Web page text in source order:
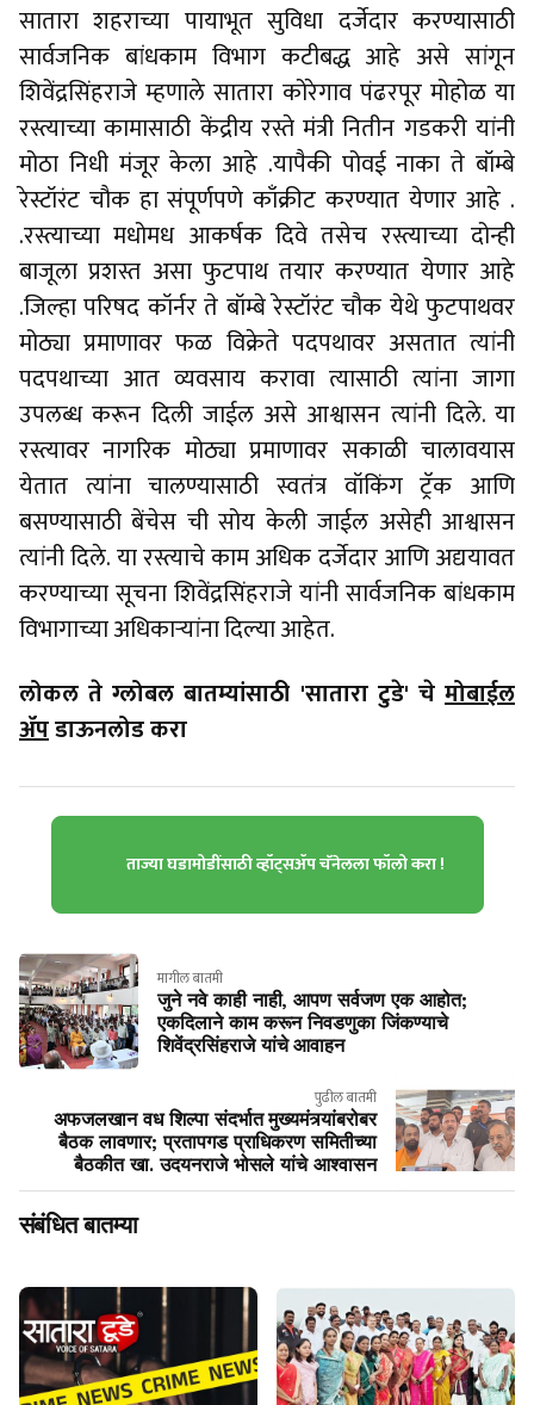
सातारा शहराच्या पायाभूत सुविधा दर्जेदार करण्यासाठी
सार्वजनिक बांधकाम विभाग कटीबद्ध आहे असे सांगून
शिवेंद्रसिंहराजे म्हणाले सातारा कोरेगाव पंढरपूर मोहोळ या
रस्त्याच्या कामासाठी केंद्रीय रस्ते मंत्री नितीन गडकरी यांनी
मोठा निधी मंजूर केला आहे .यापैकी पोवई नाका ते बॉम्बे
रेस्टॉरंट चौक हा संपूर्णपणे काँक्रीट करण्यात येणार आहे .
.रस्त्याच्या मधोमध आकर्षक दिवे तसेच रस्त्याच्या दोन्ही
बाजूला प्रशस्त असा फुटपाथ तयार करण्यात येणार आहे
.जिल्हा परिषद कॉर्नर ते बॉम्बे रेस्टॉरंट चौक येथे फुटपाथवर
मोठ्या प्रमाणावर फळ विक्रेते पदपथावर असतात त्यांनी
पदपथाच्या आत व्यवसाय करावा त्यासाठी त्यांना जागा
उपलब्ध करून दिली जाईल असे आश्वासन त्यांनी दिले. या
रस्त्यावर नागरिक मोठ्या प्रमाणावर सकाळी चालावयास
येतात त्यांना चालण्यासाठी स्वतंत्र वॉकिंग ट्रॅक आणि
बसण्यासाठी बेंचेस ची सोय केली जाईल असेही आश्वासन
त्यांनी दिले. या रस्त्याचे काम अधिक दर्जेदार आणि अद्ययावत
करण्याच्या सूचना शिवेंद्रसिंहराजे यांनी सार्वजनिक बांधकाम
विभागाच्या अधिकाऱ्यांना दिल्या आहेत.
लोकल ते ग्लोबल बातम्यांसाठी 'सातारा टुडे' चे मोबाईल
ॲपडाऊनलोड करा
ताज्या घडामोडींसाठी व्हॉट्सॲप चॅनेलला फॉलो करा !
मागील बातमी
जुने नवे काही नाही, आपण सर्वजण एक आहोत;
एकदिलाने काम करून निवडणुका जिंकण्याचे
शिवेंद्रसिंहराजे यांचे आवाहन
पुढील बातमी
अफजलखान वध शिल्पा संदर्भात मुख्यमंत्र्यांबरोबर
बैठक लावणार; प्रतापगड प्राधिकरण समितीच्या
बैठकीत खा. उदयनराजे भोसले यांचे आश्वासन
संबंधित बातम्या